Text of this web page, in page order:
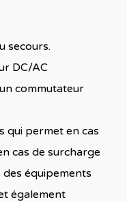
secours.
DC/AC
commutateur
qui permet en cas
cas de surcharge
équipements
également